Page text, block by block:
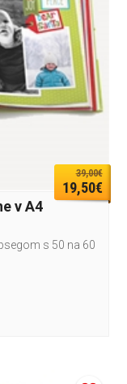
39,00€
19,50€
v A4
s 50 na 60